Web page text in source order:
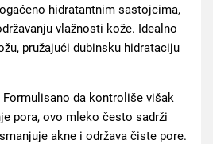
hidratantnim sastojcima,
vlažnosti kože. Idealno
pružajući dubinsku hidrataciju
Formulisano da kontroliše višak
pora, ovo mleko često sadrži
akne i održava čiste pore.